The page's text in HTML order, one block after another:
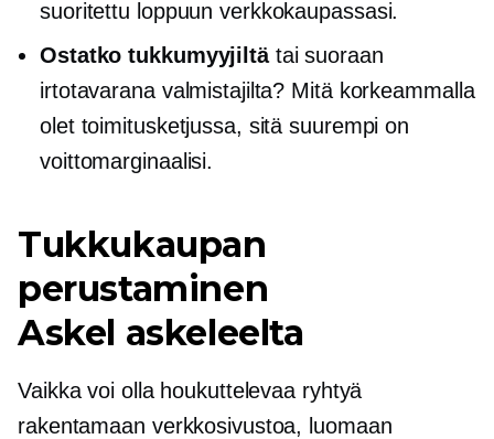
suoritettu loppuun verkkokaupassasi.
Ostatko tukkumyyjiltätai suoraan
irtotavarana valmistajilta? Mitä korkeammalla
olet toimitusketjussa, sitä suurempi on
voittomarginaalisi.
Tukkukaupan
perustaminen
Askel askeleelta
Vaikka voi olla houkuttelevaa ryhtyä
rakentamaan verkkosivustoa, luomaan